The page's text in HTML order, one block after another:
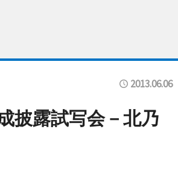
2013.06.06
披露試写会－北乃